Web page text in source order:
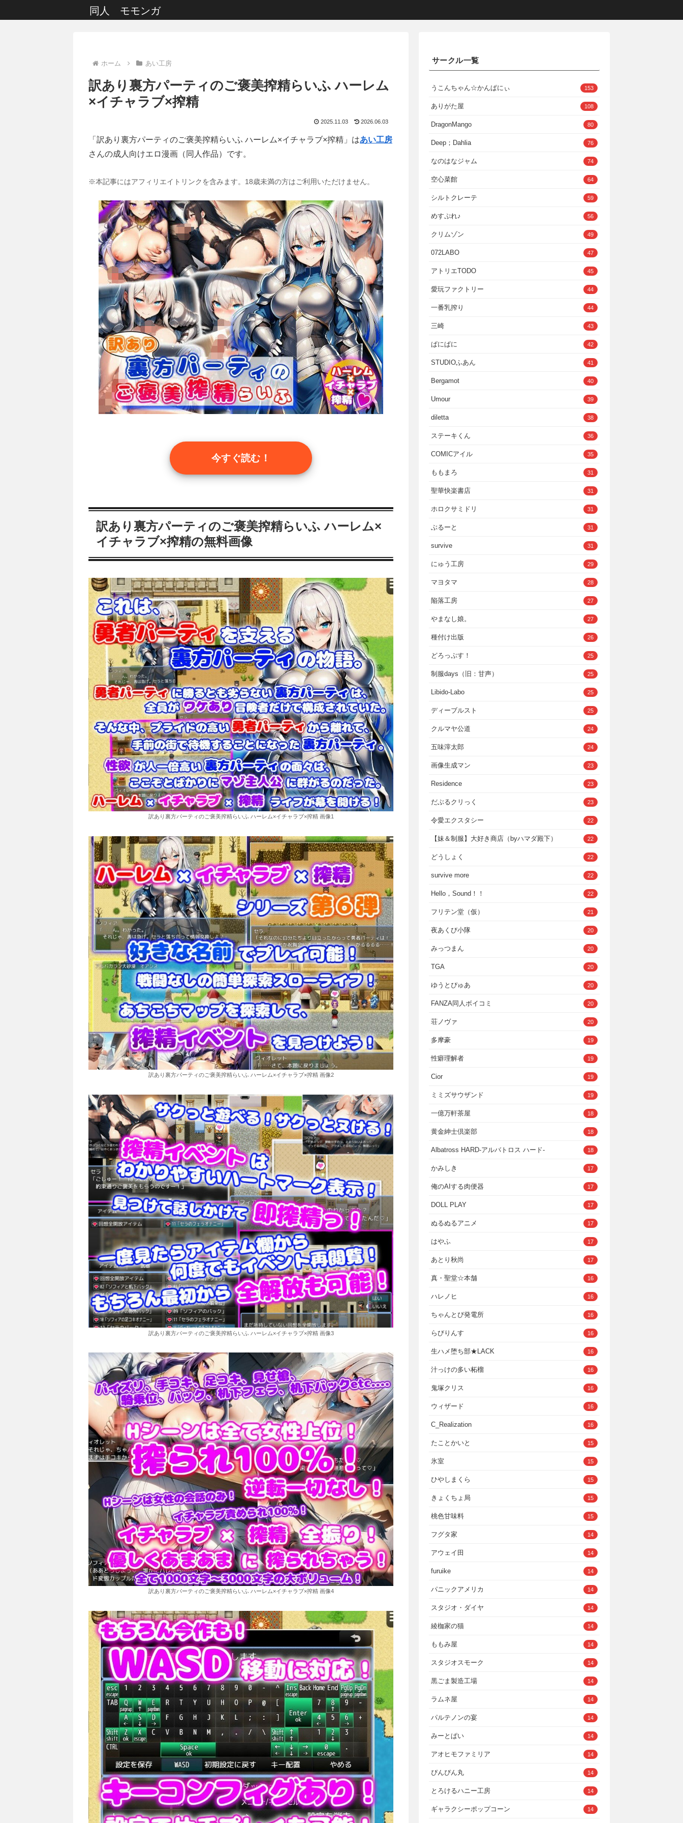
同人 モモンガ
ホーム あい工房
訳あり裏方パーティのご褒美搾精らいふ ハーレム
×イチャラブ×搾精
2025.11.03 2026.06.03
「訳あり裏方パーティのご褒美搾精らいふ ハーレム×イチャラブ×搾精」はあい工房
さんの成人向けエロ漫画（同人作品）です。
※本記事にはアフィリエイトリンクを含みます。18歳未満の方はご利用いただけません。
今すぐ読む！
訳あり裏方パーティのご褒美搾精らいふ ハーレム×
イチャラブ×搾精の無料画像
訳あり裏方パーティのご褒美搾精らいふ ハーレム×イチャラブ×搾精 画像1
訳あり裏方パーティのご褒美搾精らいふ ハーレム×イチャラブ×搾精 画像2
訳あり裏方パーティのご褒美搾精らいふ ハーレム×イチャラブ×搾精 画像3
訳あり裏方パーティのご褒美搾精らいふ ハーレム×イチャラブ×搾精 画像4
サークル一覧
うこんちゃん☆かんぱにぃ 153
ありがた屋 108
DragonMango 80
Deep；Dahlia 76
なのはなジャム 74
空心菜館 64
シルトクレーテ 59
めすぷれ♪ 56
クリムゾン 49
072LABO 47
アトリエTODO 45
愛玩ファクトリー 44
一番乳搾り 44
三崎 43
ぱにぱに 42
STUDIOふあん 41
Bergamot 40
Umour 39
diletta 38
ステーキくん 36
COMICアイル 35
ももまろ 31
聖華快楽書店 31
ホロクサミドリ 31
ぶるーと 31
survive 31
にゅう工房 29
マヨタマ 28
陥落工房 27
やまなし娘。 27
種付け出版 26
どろっぷす！ 25
制服days（旧：甘声） 25
Libido-Labo 25
ディーブルスト 25
クルマヤ公道 24
五味滓太郎 24
画像生成マン 23
Residence 23
だぶるクリっく 23
令愛エクスタシー 22
【妹＆制服】大好き商店（byハマダ殿下） 22
どうしょく 22
survive more 22
Hello，Sound！！ 22
フリテン堂（仮） 21
夜あくび小隊 20
みっつまん 20
TGA 20
ゆうとぴゅあ 20
FANZA同人ボイコミ 20
荘ノヴァ 20
多摩豪 19
性癖理解者 19
Cior 19
ミミズサウザンド 19
一億万軒茶屋 18
黄金紳士倶楽部 18
Albatross HARD‐アルバトロス ハード‐ 18
かみしき 17
俺のAIする肉便器 17
DOLL PLAY 17
ぬるぬるアニメ 17
はやふ 17
あとり秋尚 17
真・聖堂☆本舗 16
ハレノヒ 16
ちゃんとぴ発電所 16
らびりんす 16
生ハメ堕ち部★LACK 16
汁っけの多い柘榴 16
鬼塚クリス 16
ウィザード 16
C_Realization 16
たことかいと 15
氷室 15
ひやしまくら 15
きょくちょ局 15
桃色甘味料 15
フグタ家 14
アウェイ田 14
furuike 14
パニックアメリカ 14
スタジオ・ダイヤ 14
綾枷家の猫 14
ももみ屋 14
スタジオスモーク 14
黒ごま製造工場 14
ラムネ屋 14
パルテノンの宴 14
みーとぱい 14
アオヒモファミリア 14
ぴんぴん丸 14
とろけるハニー工房 14
ギャラクシーポップコーン 14